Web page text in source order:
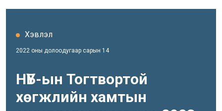
Хэвлэл
2022 оны долоодугаар сарын 14
НҮБ-ын Тогтвортой
хөгжлийн хамтын